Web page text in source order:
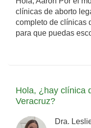
clínicas de aborto
completo de clínicas
para que puedas
Hola, ¿hay clínica
Veracruz?
Dra.